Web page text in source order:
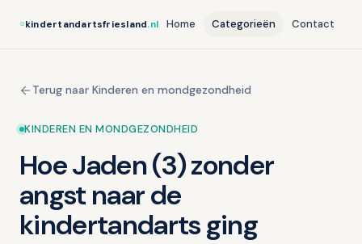
kindertandartsfriesland.nl Home Categorieën Contact
Terug naar Kinderen en mondgezondheid
KINDEREN EN MONDGEZONDHEID
Hoe Jaden (3) zonder
angst naar de
kindertandarts ging